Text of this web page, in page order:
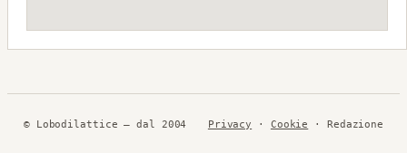
© Lobodilattice — dal 2004 Privacy · Cookie · Redazione